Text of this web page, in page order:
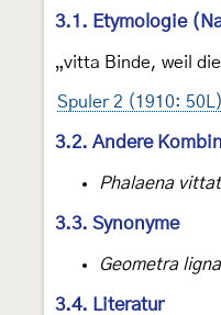
3.1. Etymologie
„vitta Binde, weil
Spuler 2 (1910: 50L)
3.2. Andere
Phalaena
3.3. Synonyme
Geometra
3.4. Literatur